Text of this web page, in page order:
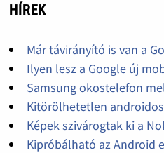
HÍREK
Már távirányító is van a
Ilyen lesz a Google új
Samsung okostelefon
Kitörölhetetlen
Képek szivárogtak ki a
Kipróbálható az Android